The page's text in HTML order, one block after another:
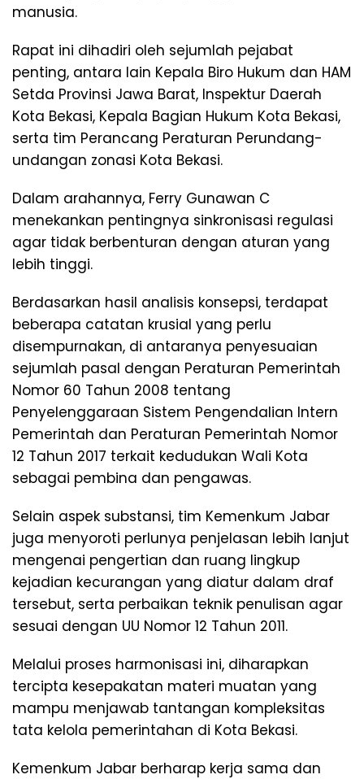
manusia.
Rapat ini dihadiri oleh sejumlah pejabat
penting, antara lain Kepala Biro Hukum dan HAM
Setda Provinsi Jawa Barat, Inspektur Daerah
Kota Bekasi, Kepala Bagian Hukum Kota Bekasi,
serta tim Perancang Peraturan Perundang-
undangan zonasi Kota Bekasi.
Dalam arahannya, Ferry Gunawan C
menekankan pentingnya sinkronisasi regulasi
agar tidak berbenturan dengan aturan yang
lebih tinggi.
Berdasarkan hasil analisis konsepsi, terdapat
beberapa catatan krusial yang perlu
disempurnakan, di antaranya penyesuaian
sejumlah pasal dengan Peraturan Pemerintah
Nomor 60 Tahun 2008 tentang
Penyelenggaraan Sistem Pengendalian Intern
Pemerintah dan Peraturan Pemerintah Nomor
12 Tahun 2017 terkait kedudukan Wali Kota
sebagai pembina dan pengawas.
Selain aspek substansi, tim Kemenkum Jabar
juga menyoroti perlunya penjelasan lebih lanjut
mengenai pengertian dan ruang lingkup
kejadian kecurangan yang diatur dalam draf
tersebut, serta perbaikan teknik penulisan agar
sesuai dengan UU Nomor 12 Tahun 2011.
Melalui proses harmonisasi ini, diharapkan
tercipta kesepakatan materi muatan yang
mampu menjawab tantangan kompleksitas
tata kelola pemerintahan di Kota Bekasi.
Kemenkum Jabar berharap kerja sama dan